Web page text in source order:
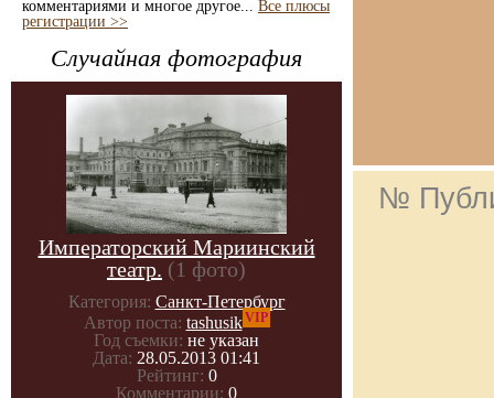
комментариями и многое другое... Все плюсы
регистрации >>
Случайная фотография
Императорский Мариинский
театр. (1 фото)
Категория: Санкт-Петербург
Автор поста: tashusikVIP
Год съемки: не указан
Дата: 28.05.2013 01:41
Рейтинг: 0
Комментарии: 0
№